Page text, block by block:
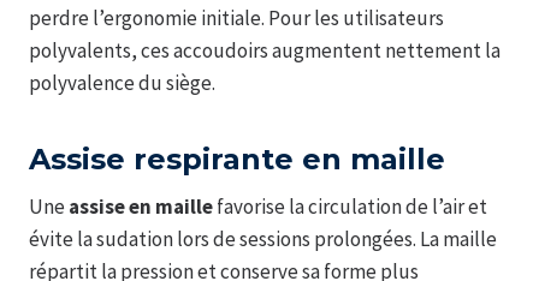
perdre l’ergonomie initiale. Pour les utilisateurs
polyvalents, ces accoudoirs augmentent nettement la
polyvalence du siège.
Assise respirante en maille
Uneassise en maillefavorise la circulation de l’air et
évite la sudation lors de sessions prolongées. La maille
répartit la pression et conserve sa forme plus